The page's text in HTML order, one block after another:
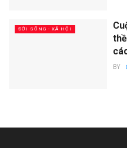
ĐỜI SỐNG - XÃ HỘI
BY